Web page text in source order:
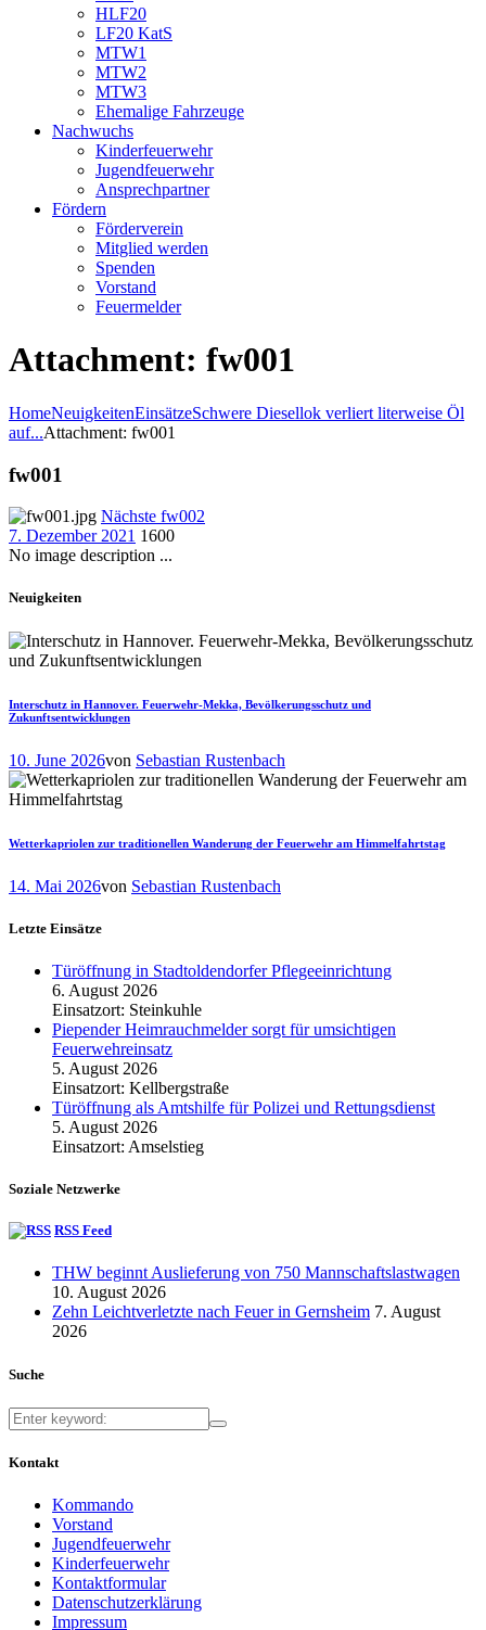
HLF20
LF20 KatS
MTW1
MTW2
MTW3
Ehemalige Fahrzeuge
Nachwuchs
Kinderfeuerwehr
Jugendfeuerwehr
Ansprechpartner
Fördern
Förderverein
Mitglied werden
Spenden
Vorstand
Feuermelder
Attachment: fw001
HomeNeuigkeitenEinsätzeSchwere Diesellok verliert literweise Öl
auf...Attachment: fw001
fw001
Nächste fw002
7. Dezember 2021 1600
No image description ...
Neuigkeiten
Interschutz in Hannover. Feuerwehr-Mekka, Bevölkerungsschutz und
Zukunftsentwicklungen
10. June 2026von Sebastian Rustenbach
Wetterkapriolen zur traditionellen Wanderung der Feuerwehr am Himmelfahrtstag
14. Mai 2026von Sebastian Rustenbach
Letzte Einsätze
Türöffnung in Stadtoldendorfer Pflegeeinrichtung
6. August 2026
Einsatzort: Steinkuhle
Piepender Heimrauchmelder sorgt für umsichtigen
Feuerwehreinsatz
5. August 2026
Einsatzort: Kellbergstraße
Türöffnung als Amtshilfe für Polizei und Rettungsdienst
5. August 2026
Einsatzort: Amselstieg
Soziale Netzwerke
RSS Feed
THW beginnt Auslieferung von 750 Mannschaftslastwagen
10. August 2026
Zehn Leichtverletzte nach Feuer in Gernsheim 7. August
2026
Suche
Kontakt
Kommando
Vorstand
Jugendfeuerwehr
Kinderfeuerwehr
Kontaktformular
Datenschutzerklärung
Impressum